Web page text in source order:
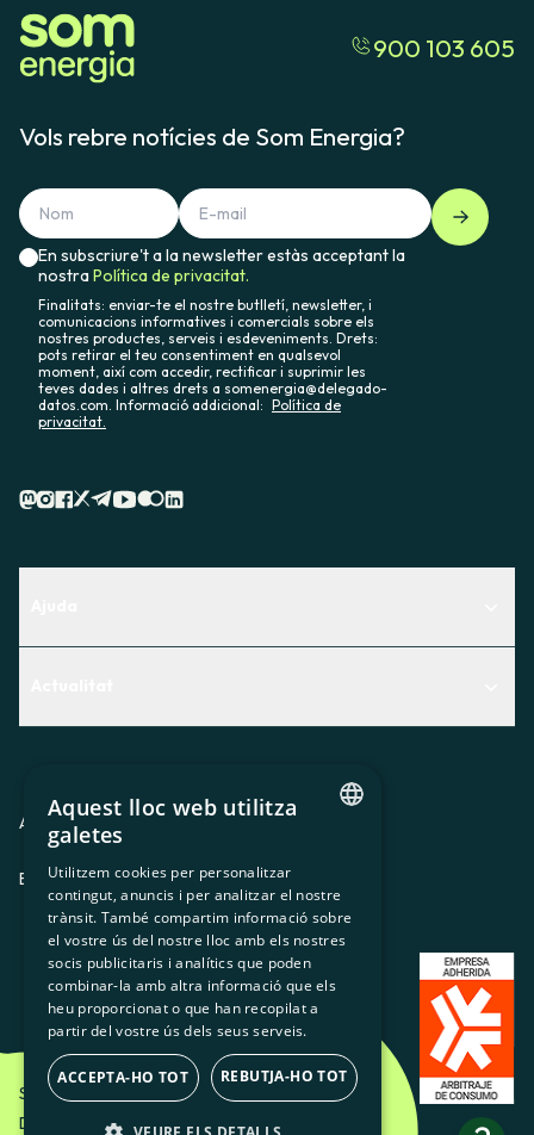
900 103 605
Vols rebre notícies de Som Energia?
En subscriure't a la newsletter estàs acceptant la
nostraPolítica de privacitat.
Finalitats: enviar-te el nostre butlletí, newsletter, i
comunicacions informatives i comercials sobre els
nostres productes, serveis i esdeveniments. Drets:
pots retirar el teu consentiment en qualsevol
moment, així com accedir, rectificar i suprimir les
teves dades i altres drets a somenergia@delegado-
datos.com. Informació addicional: Política de
privacitat.
Premsa
Treballa amb nosaltres
Avis legal Política de privacitatPolítica de cookies
ES CAGLEU
Som Energia SCCL - 2026
Disseny Creatiu d'Etéreo Design.
SPANISH
GL
BASQUE
Aquest lloc web utilitza
galetes
Utilitzem cookies per personalitzar
contingut, anuncis i per analitzar el nostre
trànsit. També compartim informació sobre
el vostre ús del nostre lloc amb els nostres
socis publicitaris i analítics que poden
combinar-la amb altra informació que els
heu proporcionat o que han recopilat a
partir del vostre ús dels seus serveis.
ACCEPTA-HO TOT REBUTJA-HO TOT